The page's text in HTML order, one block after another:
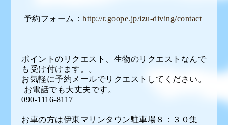
予約フォーム：http://r.goope.jp/izu-diving/contact
ポイントのリクエスト、生物のリクエストなんで
も受け付けます。。
お気軽に予約メールでリクエストしてください。
お電話でも大丈夫です。
090-1116-8117
お車の方は伊東マリンタウン駐車場８：３０集